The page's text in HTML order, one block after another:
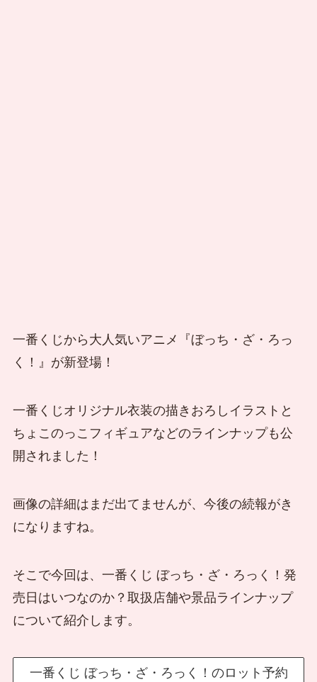
一番くじから大人気いアニメ『ぼっち・ざ・ろっ
く！』が新登場！
一番くじオリジナル衣装の描きおろしイラストと
ちょこのっこフィギュアなどのラインナップも公
開されました！
画像の詳細はまだ出てませんが、今後の続報がき
になりますね。
そこで今回は、一番くじ ぼっち・ざ・ろっく！発
売日はいつなのか？取扱店舗や景品ラインナップ
について紹介します。
一番くじ ぼっち・ざ・ろっく！のロット予約